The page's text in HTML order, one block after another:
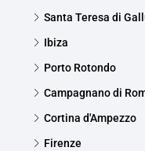
Santa Teresa di
Ibiza
Porto Rotondo
Campagnano di
Cortina d'Ampezzo
Firenze